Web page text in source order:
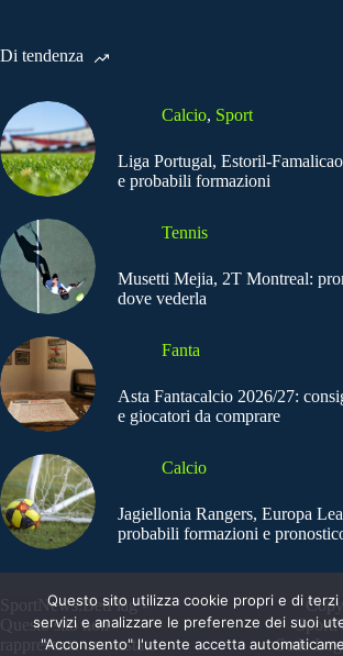
Di tendenza
Calcio, Sport
Liga Portugal, Estoril-
e probabili formazioni
Tennis
Musetti Mejia, 2T Montreal:
dove vederla
Fanta
Asta Fantacalcio 2026/27:
e giocatori da comprare
Calcio
Jagiellonia Rangers, Europa
probabili formazioni e
SportNews.BetFlag -
Questo sito non
rappresenta una testata
Sede
Questo sito utilizza cookie propri e di terzi
servizi e analizzare le preferenze dei suoi
"Acconsento" l'utente accetta